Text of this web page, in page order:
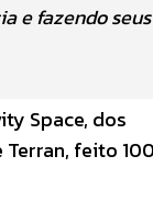
e fazendo seus
Space, dos
feito